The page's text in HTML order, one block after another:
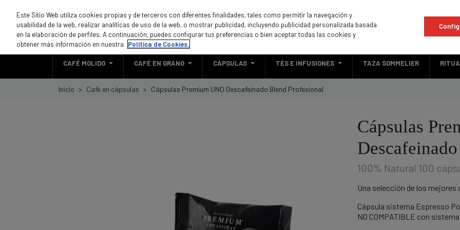
CAFÉ MOLIDO CAFÉ EN GRANO CÁPSULAS TÉS E INFUSIONES TAZA SOMMELIER
Inicio Café en cápsulas Cápsulas Premium UNO Descafeinado Blend Profesional
Cápsulas
100% Natural 100
Una selección de los
Cápsula sistema Espresso
NO COMPATIBLE con
Este Sitio Web utiliza cookies propias y de terceros con diferentes finalidades, tales como permitir la navegación y
usabilidad de la web, realizar analíticas de uso de la web, o mostrar publicidad, incluyendo publicidad personalizada basada
en la elaboración de perfiles. A continuación, puedes configurar tus preferencias o bien aceptar todas las cookies y
obtener más información en nuestra
Política de Cookies.